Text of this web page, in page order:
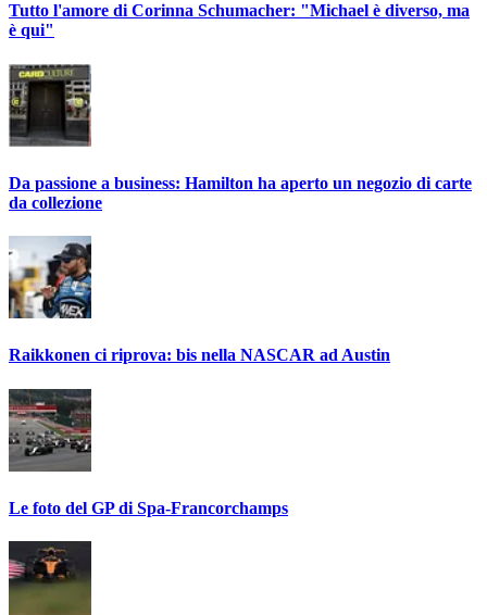
Tutto l'amore di Corinna Schumacher: "Michael è diverso, ma
è qui"
Da passione a business: Hamilton ha aperto un negozio di carte
da collezione
Raikkonen ci riprova: bis nella NASCAR ad Austin
Le foto del GP di Spa-Francorchamps